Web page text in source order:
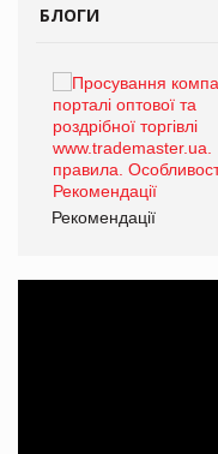
БЛОГИ
Рекомендації